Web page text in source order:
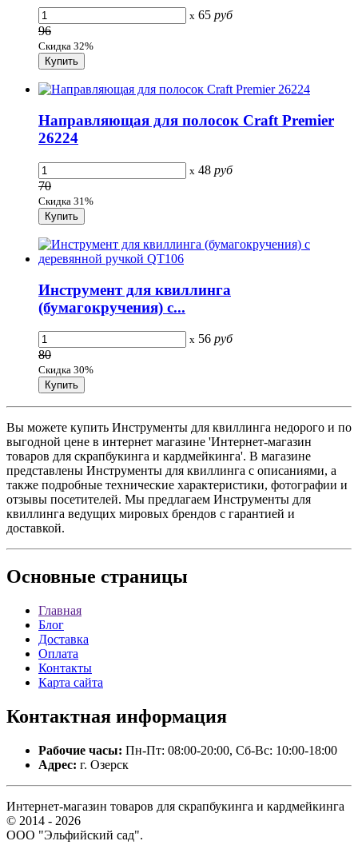
x 65 руб
96
Скидка 32%
Направляющая для полосок Craft Premier
26224
x 48 руб
70
Скидка 31%
Инструмент для квиллинга
(бумагокручения) с...
x 56 руб
80
Скидка 30%
Вы можете купить Инструменты для квиллинга недорого и по
выгодной цене в интернет магазине 'Интернет-магазин
товаров для скрапбукинга и кардмейкинга'. В магазине
представлены Инструменты для квиллинга с описаниями, а
также подробные технические характеристики, фотографии и
отзывы посетителей. Мы предлагаем Инструменты для
квиллинга ведущих мировых брендов с гарантией и
доставкой.
Основные страницы
Главная
Блог
Доставка
Оплата
Контакты
Карта сайта
Контактная информация
Рабочие часы: Пн-Пт: 08:00-20:00, Сб-Вс: 10:00-18:00
Адрес: г. Озерск
Интернет-магазин товаров для скрапбукинга и кардмейкинга
© 2014 - 2026
ООО "Эльфийский сад".